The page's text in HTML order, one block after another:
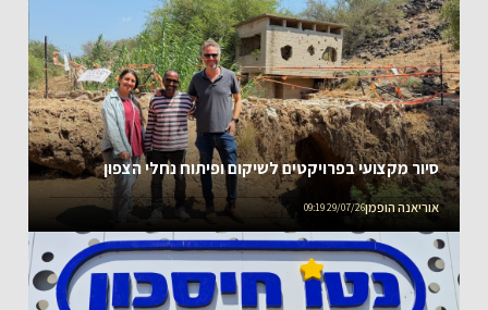
סיור מקצועי בפרויקטים לשיקום ופיתוח נחלי הצפון
אוריאנה הופמן29/07/26 09:19